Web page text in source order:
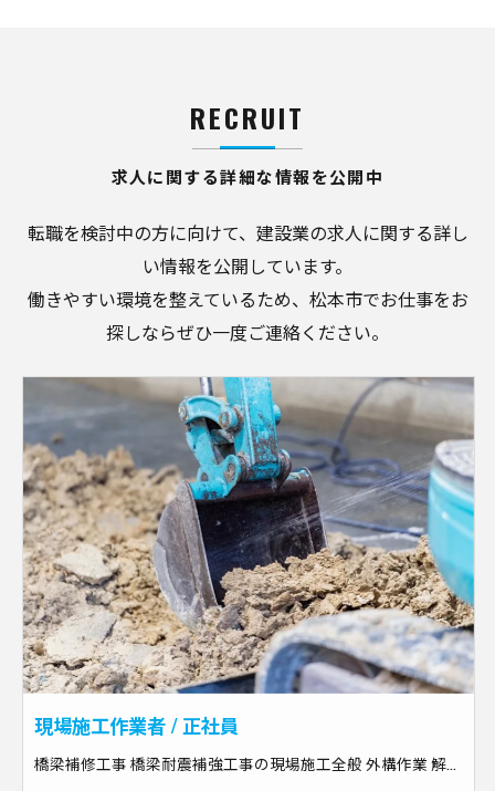
求人に関する詳細な情報を公開中
RECRUIT
転職を検討中の方に向けて、建設業の求人に関する詳し
い情報を公開しています。
働きやすい環境を整えているため、松本市でお仕事をお
探しならぜひ一度ご連絡ください。
現場施工作業者 / 正社員
橋梁補修工事 橋梁耐震補強工事の現場施工全般 外構作業 解体作業 土木作業のスペシャリスト